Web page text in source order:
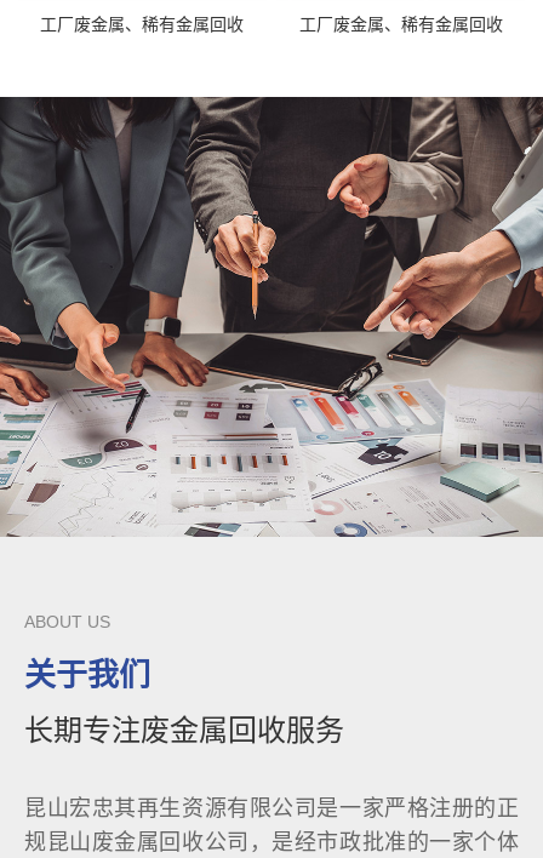
工厂废金属、稀有金属回收 工厂废金属、稀有金属回收
ABOUT US
关于我们
长期专注废金属回收服务
昆山宏忠其再生资源有限公司是一家严格注册的正
规昆山废金属回收公司，是经市政批准的一家个体